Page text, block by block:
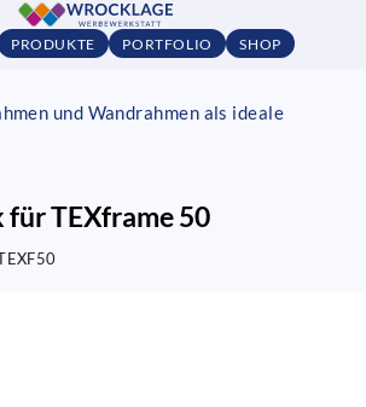
PRODUKTE PORTFOLIO SHOP
und Wandrahmen als ideale
TEXframe 50